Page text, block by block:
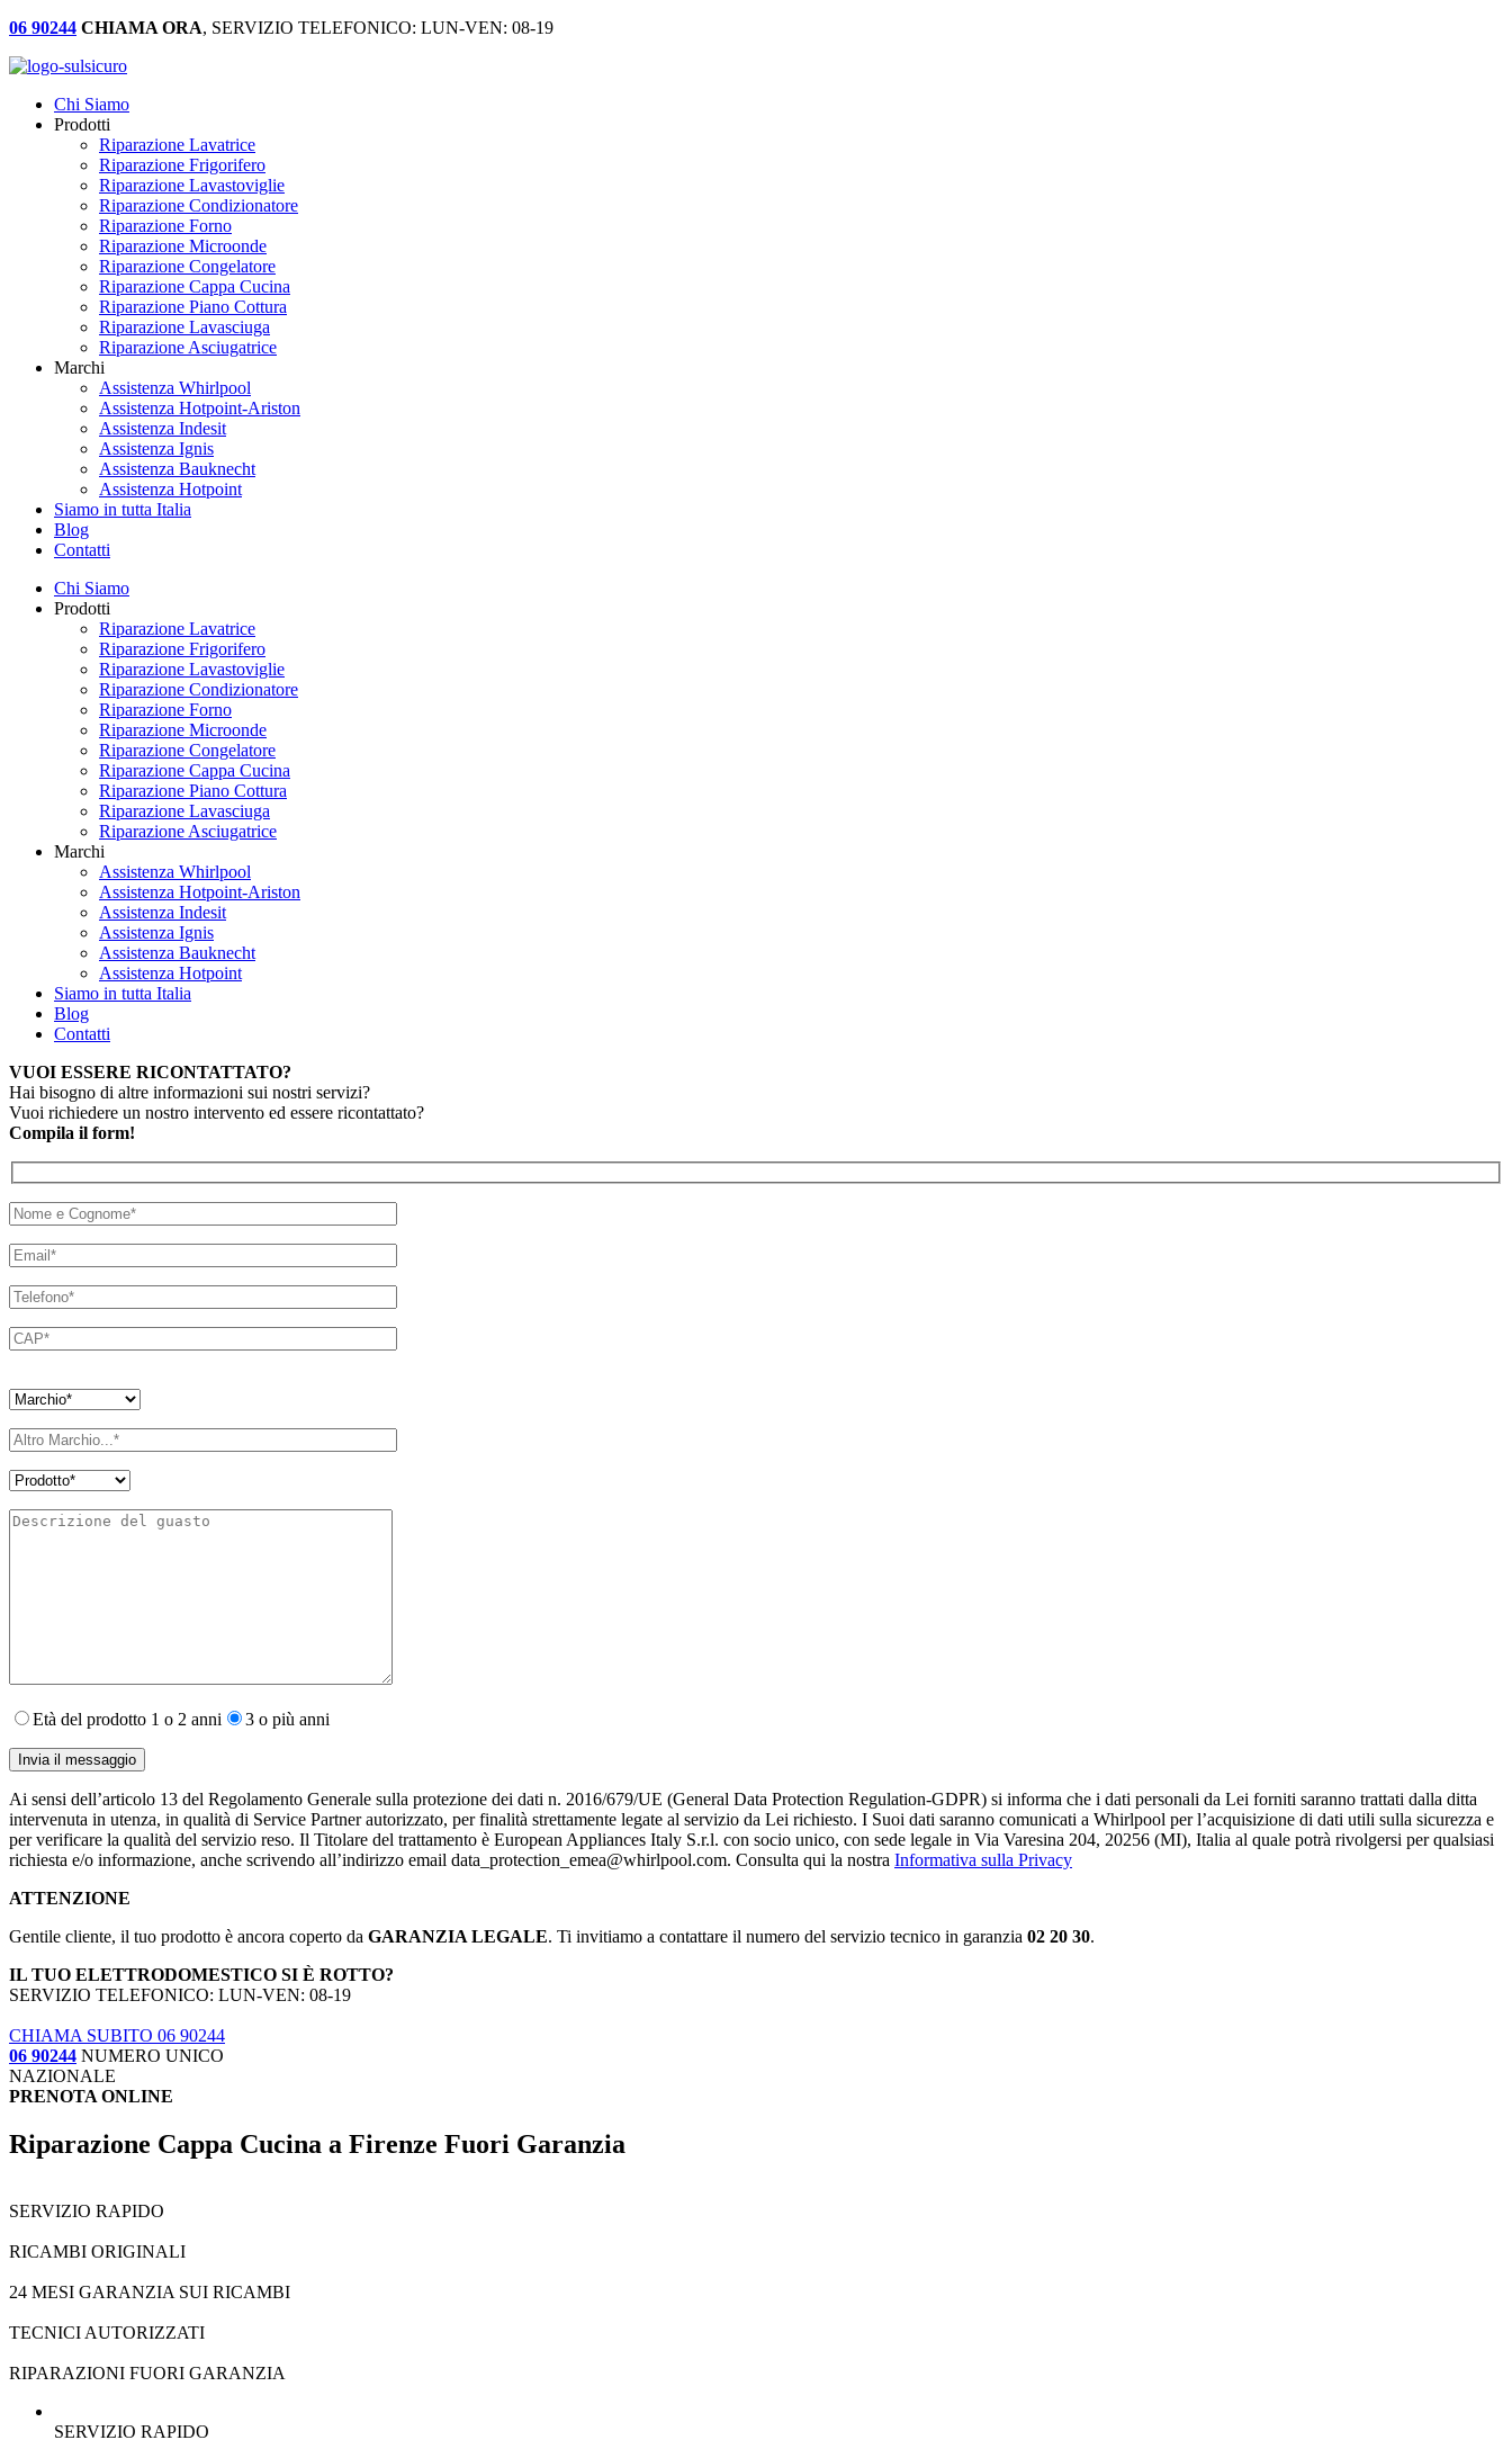
06 90244 CHIAMA ORA, SERVIZIO TELEFONICO: LUN-VEN: 08-19
Chi Siamo
Prodotti
Riparazione Lavatrice
Riparazione Frigorifero
Riparazione Lavastoviglie
Riparazione Condizionatore
Riparazione Forno
Riparazione Microonde
Riparazione Congelatore
Riparazione Cappa Cucina
Riparazione Piano Cottura
Riparazione Lavasciuga
Riparazione Asciugatrice
Marchi
Assistenza Whirlpool
Assistenza Hotpoint-Ariston
Assistenza Indesit
Assistenza Ignis
Assistenza Bauknecht
Assistenza Hotpoint
Siamo in tutta Italia
Blog
Contatti
Chi Siamo
Prodotti
Riparazione Lavatrice
Riparazione Frigorifero
Riparazione Lavastoviglie
Riparazione Condizionatore
Riparazione Forno
Riparazione Microonde
Riparazione Congelatore
Riparazione Cappa Cucina
Riparazione Piano Cottura
Riparazione Lavasciuga
Riparazione Asciugatrice
Marchi
Assistenza Whirlpool
Assistenza Hotpoint-Ariston
Assistenza Indesit
Assistenza Ignis
Assistenza Bauknecht
Assistenza Hotpoint
Siamo in tutta Italia
Blog
Contatti
VUOI ESSERE RICONTATTATO?
Hai bisogno di altre informazioni sui nostri servizi?
Vuoi richiedere un nostro intervento ed essere ricontattato?
Compila il form!
Età del prodotto 1 o 2 anni 3 o più anni
Ai sensi dell’articolo 13 del Regolamento Generale sulla protezione dei dati n. 2016/679/UE (General Data Protection Regulation-GDPR) si informa che i dati personali da Lei forniti saranno​ trattati dalla ditta
intervenuta in utenza,​ in qualità di Service Partner autorizzato, per finalità strettamente legate al servizio da Lei richiesto. I S​uoi dati saranno comunicati a Whirlpool per l’acquisizione di dati utili sulla sicurezza e
per verificare la qualità del servizio reso. Il Titolare del trattamento è European Appliances Italy S.r.l. con socio unico, con sede legale in Via Varesina 204, 20256 (MI), Italia al quale potrà rivolgersi per qualsiasi
richiesta e/o informazione, anche scrivendo all’indirizzo email data_protection_emea@whirlpool.com. Consulta qui la nostra Informativa sulla Privacy
ATTENZIONE
Gentile cliente, il tuo prodotto è ancora coperto da GARANZIA LEGALE. Ti invitiamo a contattare il numero del servizio tecnico in garanzia 02 20 30.
IL TUO ELETTRODOMESTICO SI È ROTTO?
SERVIZIO TELEFONICO: LUN-VEN: 08-19
CHIAMA SUBITO 06 90244
06 90244 NUMERO UNICO
NAZIONALE
PRENOTA ONLINE
Riparazione Cappa Cucina a Firenze Fuori Garanzia
SERVIZIO RAPIDO
RICAMBI ORIGINALI
24 MESI GARANZIA SUI RICAMBI
TECNICI AUTORIZZATI
RIPARAZIONI FUORI GARANZIA
SERVIZIO RAPIDO